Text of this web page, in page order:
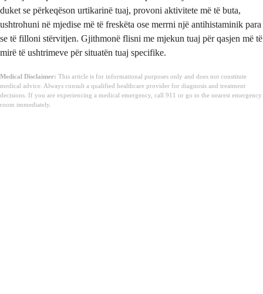
duket se përkeqëson urtikarinë tuaj, provoni aktivitete më të buta,
ushtrohuni në mjedise më të freskëta ose merrni një antihistaminik para
se të filloni stërvitjen. Gjithmonë flisni me mjekun tuaj për qasjen më të
mirë të ushtrimeve për situatën tuaj specifike.
Medical Disclaimer: This article is for informational purposes only and does not constitute
medical advice. Always consult a qualified healthcare provider for diagnosis and treatment
decisions. If you are experiencing a medical emergency, call 911 or go to the nearest emergency
room immediately.